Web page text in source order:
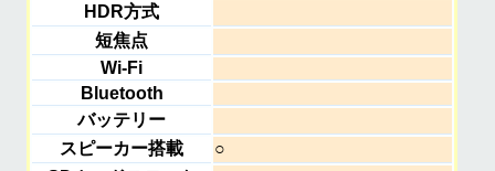
HDR方式
短焦点
Wi-Fi
Bluetooth
バッテリー
スピーカー搭載
○